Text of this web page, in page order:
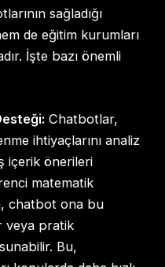
sağladığı
de eğitim kurumları
İşte bazı önemli
Chatbotlar,
ihtiyaçlarını analiz
içerik önerileri
matematik
chatbot ona bu
veya pratik
Bu,